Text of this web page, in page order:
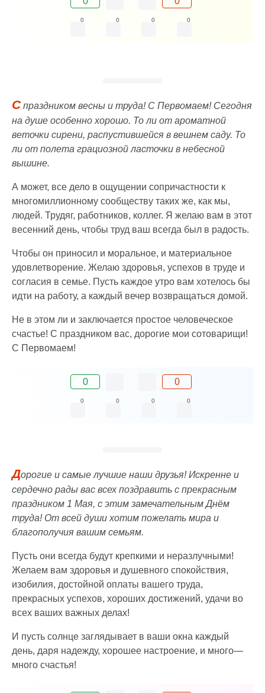
0 0 0 0
Спраздником весны и труда! С Первомаем! Сегодня
на душе особенно хорошо. То ли от ароматной
веточки сирени, распустившейся в вешнем саду. То
ли от полета грациозной ласточки в небесной
вышине.
А может, все дело в ощущении сопричастности к
многомиллионному сообществу таких же, как мы,
людей. Трудяг, работников, коллег. Я желаю вам в этот
весенний день, чтобы труд ваш всегда был в радость.
Чтобы он приносил и моральное, и материальное
удовлетворение. Желаю здоровья, успехов в труде и
согласия в семье. Пусть каждое утро вам хотелось бы
идти на работу, а каждый вечер возвращаться домой.
Не в этом ли и заключается простое человеческое
счастье! С праздником вас, дорогие мои сотоварищи!
С Первомаем!
0 0
0 0 0 0
Дорогие и самые лучшие наши друзья! Искренне и
сердечно рады вас всех поздравить с прекрасным
праздником 1 Мая, с этим замечательным Днём
труда! От всей души хотим пожелать мира и
благополучия вашим семьям.
Пусть они всегда будут крепкими и неразлучными!
Желаем вам здоровья и душевного спокойствия,
изобилия, достойной оплаты вашего труда,
прекрасных успехов, хороших достижений, удачи во
всех ваших важных делах!
И пусть солнце заглядывает в ваши окна каждый
день, даря надежду, хорошее настроение, и много—
много счастья!